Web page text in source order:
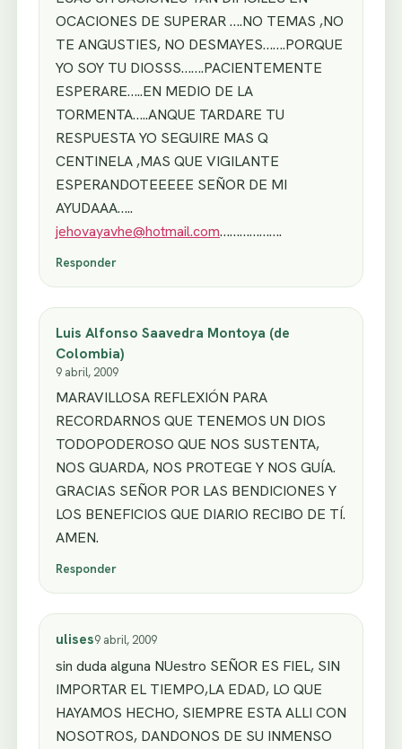
OCACIONES DE SUPERAR ….NO TEMAS ,NO
TE ANGUSTIES, NO DESMAYES…….PORQUE
YO SOY TU DIOSSS…….PACIENTEMENTE
ESPERARE…..EN MEDIO DE LA
TORMENTA…..ANQUE TARDARE TU
RESPUESTA YO SEGUIRE MAS Q
CENTINELA ,MAS QUE VIGILANTE
ESPERANDOTEEEEE SEÑOR DE MI
AYUDAAA…..
jehovayavhe@hotmail.com……………….
Responder
Luis Alfonso Saavedra Montoya (de
Colombia)
9 abril, 2009
MARAVILLOSA REFLEXIÓN PARA
RECORDARNOS QUE TENEMOS UN DIOS
TODOPODEROSO QUE NOS SUSTENTA,
NOS GUARDA, NOS PROTEGE Y NOS GUÍA.
GRACIAS SEÑOR POR LAS BENDICIONES Y
LOS BENEFICIOS QUE DIARIO RECIBO DE TÍ.
AMEN.
Responder
ulises9 abril, 2009
sin duda alguna NUestro SEÑOR ES FIEL, SIN
IMPORTAR EL TIEMPO,LA EDAD, LO QUE
HAYAMOS HECHO, SIEMPRE ESTA ALLI CON
NOSOTROS, DANDONOS DE SU INMENSO